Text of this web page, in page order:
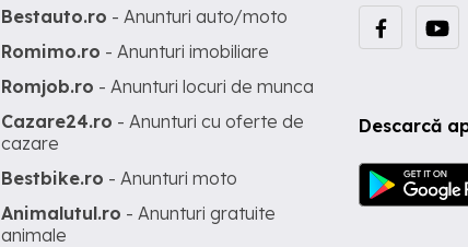
Descarcă
Bestauto.ro - Anunturi auto/moto
Romimo.ro - Anunturi imobiliare
Romjob.ro - Anunturi locuri de munca
Cazare24.ro - Anunturi cu oferte de
cazare
Bestbike.ro - Anunturi moto
Animalutul.ro - Anunturi gratuite
animale